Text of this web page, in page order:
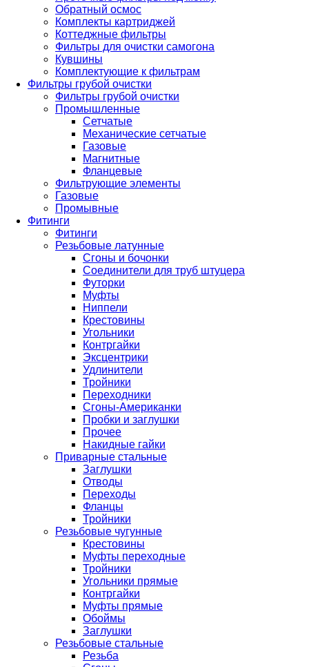
Обратный осмос
Комплекты картриджей
Коттеджные фильтры
Фильтры для очистки самогона
Кувшины
Комплектующие к фильтрам
Фильтры грубой очистки
Фильтры грубой очистки
Промышленные
Сетчатые
Механические сетчатые
Газовые
Магнитные
Фланцевые
Фильтрующие элементы
Газовые
Промывные
Фитинги
Фитинги
Резьбовые латунные
Сгоны и бочонки
Соединители для труб штуцера
Футорки
Муфты
Ниппели
Крестовины
Угольники
Контргайки
Эксцентрики
Удлинители
Тройники
Переходники
Сгоны-Американки
Пробки и заглушки
Прочее
Накидные гайки
Приварные стальные
Заглушки
Отводы
Переходы
Фланцы
Тройники
Резьбовые чугунные
Крестовины
Муфты переходные
Тройники
Угольники прямые
Контргайки
Муфты прямые
Обоймы
Заглушки
Резьбовые стальные
Резьба